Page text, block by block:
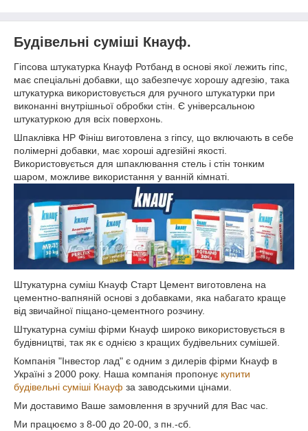
Будівельні суміші Кнауф.
Гіпсова штукатурка Кнауф Ротбанд в основі якої лежить гіпс,
має спеціальні добавки, що забезпечує хорошу адгезію, така
штукатурка використовується для ручного штукатурки при
виконанні внутрішньої обробки стін. Є універсальною
штукатуркою для всіх поверхонь.
Шпаклівка НР Фініш виготовлена з гіпсу, що включають в себе
полімерні добавки, має хороші адгезійні якості.
Використовується для шпаклювання стель і стін тонким
шаром, можливе використання у ванній кімнаті.
Штукатурна суміш Кнауф Старт Цемент виготовлена на
цементно-вапняній основі з добавками, яка набагато краще
від звичайної піщано-цементного розчину.
Штукатурна суміш фірми Кнауф широко використовується в
будівництві, так як є однією з кращих будівельних сумішей.
Компанія "Інвестор лад" є одним з дилерів фірми Кнауф в
Україні з 2000 року. Наша компанія пропонує купити
будівельні суміші Кнауф за заводськими цінами.
Ми доставимо Ваше замовлення в зручний для Вас час.
Ми працюємо з 8-00 до 20-00, з пн.-сб.